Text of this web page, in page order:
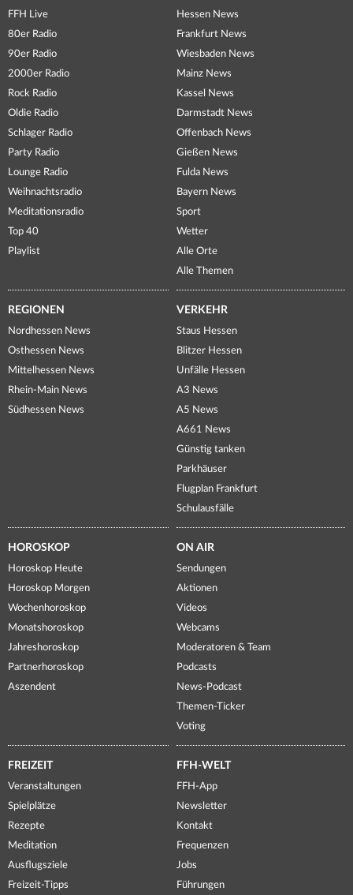
FFH Live
80er Radio
90er Radio
2000er Radio
Rock Radio
Oldie Radio
Schlager Radio
Party Radio
Lounge Radio
Weihnachtsradio
Meditationsradio
Top 40
Playlist
Hessen News
Frankfurt News
Wiesbaden News
Mainz News
Kassel News
Darmstadt News
Offenbach News
Gießen News
Fulda News
Bayern News
Sport
Wetter
Alle Orte
Alle Themen
REGIONEN
Nordhessen News
Osthessen News
Mittelhessen News
Rhein-Main News
Südhessen News
VERKEHR
Staus Hessen
Blitzer Hessen
Unfälle Hessen
A3 News
A5 News
A661 News
Günstig tanken
Parkhäuser
Flugplan Frankfurt
Schulausfälle
HOROSKOP
Horoskop Heute
Horoskop Morgen
Wochenhoroskop
Monatshoroskop
Jahreshoroskop
Partnerhoroskop
Aszendent
ON AIR
Sendungen
Aktionen
Videos
Webcams
Moderatoren & Team
Podcasts
News-Podcast
Themen-Ticker
Voting
FREIZEIT
Veranstaltungen
Spielplätze
Rezepte
Meditation
Ausflugsziele
Freizeit-Tipps
FFH-WELT
FFH-App
Newsletter
Kontakt
Frequenzen
Jobs
Führungen